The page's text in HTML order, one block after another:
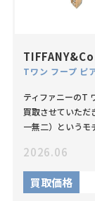
ティファニーのT
買取させていただ
一無二）というモ
2026.06
買取価格